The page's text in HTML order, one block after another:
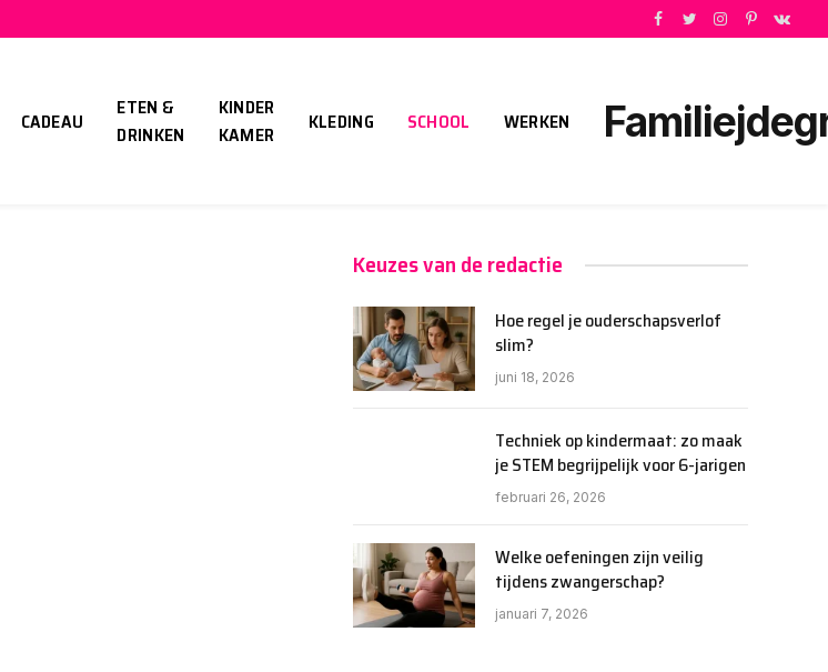
Facebook
TwitterInstagram
Pinterest
CADEAU
ETEN &
DRINKEN
KINDER
KAMER
KLEDING SCHOOL WERKEN
Keuzes van de redactie
Hoe regel je ouderschapsverlof
slim?
juni 18, 2026
Techniek op kindermaat: zo maak
je STEM begrijpelijk voor 6-jarigen
februari 26, 2026
Welke oefeningen zijn veilig
tijdens zwangerschap?
januari 7, 2026